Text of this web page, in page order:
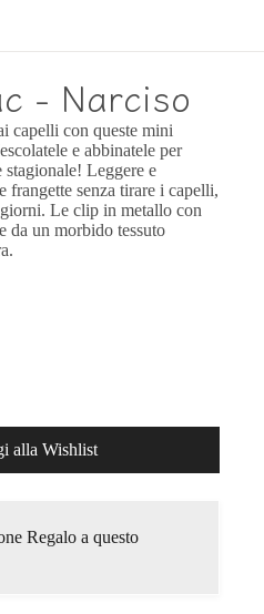
- Narciso
capelli con queste mini
e abbinatele per
Leggere e
frangette senza tirare i capelli,
Le clip in metallo con
da un morbido tessuto
alla Wishlist
Regalo a questo